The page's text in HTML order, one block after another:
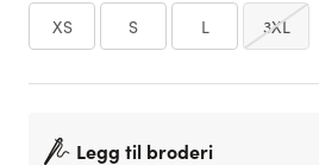
XS S L 3XL
Legg til broderi